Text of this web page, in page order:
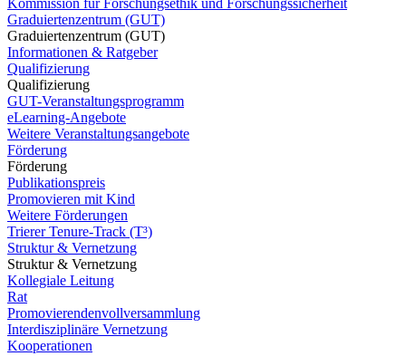
Kommission für Forschungsethik und Forschungssicherheit
Graduiertenzentrum (GUT)
Graduiertenzentrum (GUT)
Informationen & Ratgeber
Qualifizierung
Qualifizierung
GUT-Veranstaltungsprogramm
eLearning-Angebote
Weitere Veranstaltungsangebote
Förderung
Förderung
Publikationspreis
Promovieren mit Kind
Weitere Förderungen
Trierer Tenure-Track (T³)
Struktur & Vernetzung
Struktur & Vernetzung
Kollegiale Leitung
Rat
Promovierendenvollversammlung
Interdisziplinäre Vernetzung
Kooperationen